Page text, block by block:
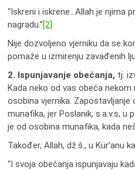
“Iskreni i iskrene…Allah je njima
nagradu.”[2]
Nije dozvoljeno vjerniku da se
pomaže u izmirenju zavađenih
2. Ispunjavanje obećanja, tj.
Kada neko od vas obeća
osobina vjernika. Zapostavljanje
munafika, jer Poslanik, s.a.v.s,
je od osobina munafika, kada
Također, Allah, dž.š., u Kur’anu
“I svoja obećanja ispunjavaju